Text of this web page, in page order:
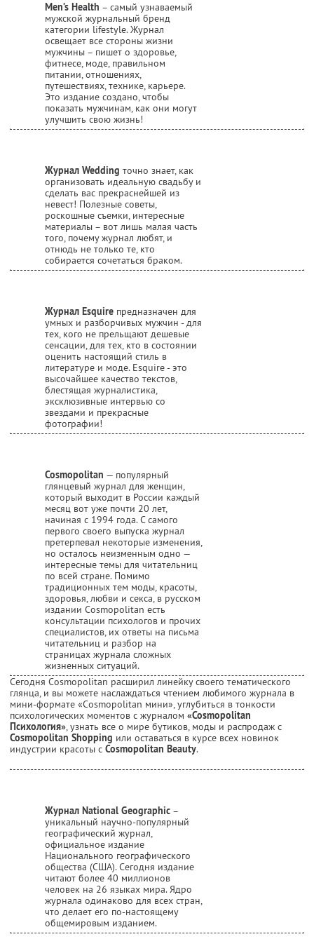
Men’s Health – самый узнаваемый
мужской журнальный бренд
категории lifestyle. Журнал
освещает все стороны жизни
мужчины – пишет о здоровье,
фитнесе, моде, правильном
питании, отношениях,
путешествиях, технике, карьере.
Это издание создано, чтобы
показать мужчинам, как они могут
улучшить свою жизнь!
Журнал Wedding точно знает, как
организовать идеальную свадьбу и
сделать вас прекраснейшей из
невест! Полезные советы,
роскошные съемки, интересные
материалы – вот лишь малая часть
того, почему журнал любят, и
отнюдь не только те, кто
собирается сочетаться браком.
Журнал Esquire предназначен для
умных и разборчивых мужчин - для
тех, кого не прельщают дешевые
сенсации, для тех, кто в состоянии
оценить настоящий стиль в
литературе и моде. Esquire - это
высочайшее качество текстов,
блестящая журналистика,
эксклюзивные интервью со
звездами и прекрасные
фотографии!
Cosmopolitan — популярный
глянцевый журнал для женщин,
который выходит в России каждый
месяц вот уже почти 20 лет,
начиная с 1994 года. С самого
первого своего выпуска журнал
претерпевал некоторые изменения,
но осталось неизменным одно —
интересные темы для читательниц
по всей стране. Помимо
традиционных тем моды, красоты,
здоровья, любви и секса, в русском
издании Cosmopolitan есть
консультации психологов и прочих
специалистов, их ответы на письма
читательниц и разбор на
страницах журнала сложных
жизненных ситуаций.
Сегодня Cosmopolitan расширил линейку своего тематического
глянца, и вы можете наслаждаться чтением любимого журнала в
мини-формате «Cosmopolitan мини», углубиться в тонкости
психологических моментов с журналом «Cosmopolitan
Психология», узнать все о мире бутиков, моды и распродаж с
Cosmopolitan Shopping или оставаться в курсе всех новинок
индустрии красоты с Cosmopolitan Beauty.
Журнал National Geographic –
уникальный научно-популярный
географический журнал,
официальное издание
Национального географического
общества (США). Сегодня издание
читают более 40 миллионов
человек на 26 языках мира. Ядро
журнала одинаково для всех стран,
что делает его по-настоящему
общемировым изданием.